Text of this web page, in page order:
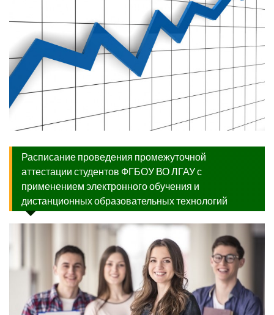
Расписание проведения промежуточной
аттестации студентов ФГБОУ ВО ЛГАУ с
применением электронного обучения и
дистанционных образовательных технологий